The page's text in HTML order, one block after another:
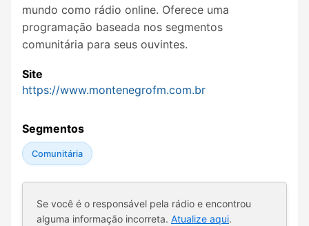
mundo como rádio online. Oferece uma
programação baseada nos segmentos
comunitária para seus ouvintes.
Site
https://www.montenegrofm.com.br
Segmentos
Comunitária
Se você é o responsável pela rádio e encontrou
alguma informação incorreta. Atualize aqui.